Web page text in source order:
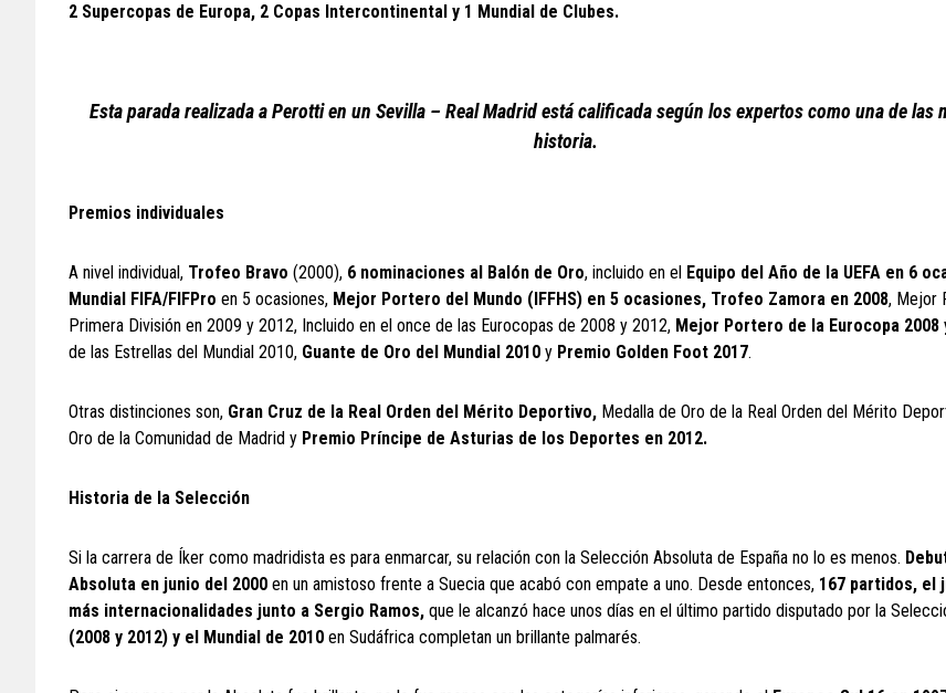
2 Supercopas de Europa, 2 Copas Intercontinental y 1 Mundial de Clubes.
Esta parada realizada a Perotti en un Sevilla – Real Madrid está calificada según los expertos como una de las
historia.
Premios individuales
A nivel individual, Trofeo Bravo (2000), 6 nominaciones al Balón de Oro, incluido en el Equipo del Año de la UEFA en 6
Mundial FIFA/FIFPro en 5 ocasiones, Mejor Portero del Mundo (IFFHS) en 5 ocasiones, Trofeo Zamora en 2008, Mejor
Primera División en 2009 y 2012, Incluido en el once de las Eurocopas de 2008 y 2012, Mejor Portero de la Eurocopa 2008
de las Estrellas del Mundial 2010, Guante de Oro del Mundial 2010 y Premio Golden Foot 2017.
Otras distinciones son, Gran Cruz de la Real Orden del Mérito Deportivo, Medalla de Oro de la Real Orden del Mérito
Oro de la Comunidad de Madrid y Premio Príncipe de Asturias de los Deportes en 2012.
Historia de la Selección
Si la carrera de Íker como madridista es para enmarcar, su relación con la Selección Absoluta de España no lo es menos.
Absoluta en junio del 2000 en un amistoso frente a Suecia que acabó con empate a uno. Desde entonces, 167 partidos, el
más internacionalidades junto a Sergio Ramos, que le alcanzó hace unos días en el último partido disputado por la
(2008 y 2012) y el Mundial de 2010 en Sudáfrica completan un brillante palmarés.